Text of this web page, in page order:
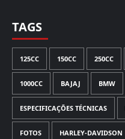
TAGS
125CC 150CC 250CC
1000CC BAJAJ BMW
ESPECIFICAÇÕES TÉCNICAS
FOTOS HARLEY-DAVIDSON